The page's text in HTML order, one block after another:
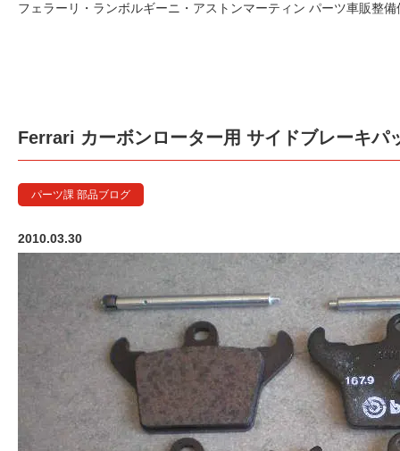
フェラーリ・ランボルギーニ・アストンマーティン パーツ車販整
Ferrari カーボンローター用 サイドブレーキパ
パーツ課 部品ブログ
2010.03.30